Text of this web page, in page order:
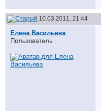
10.03.2011, 21:44
Елена Васильева
Пользователь